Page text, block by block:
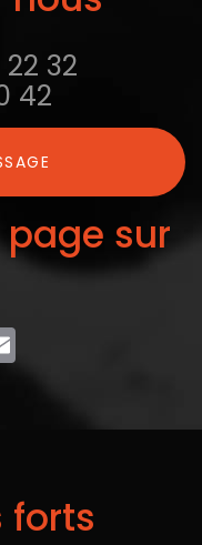
32
42
sur
forts